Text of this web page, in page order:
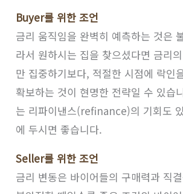
Buyer를 위한 조언
금리 움직임을 완벽히 예측하는 것은
라서 원하시는 집을 찾으셨다면 금리
만 집중하기보다, 적절한 시점에 락인
확보하는 것이 현명한 전략일 수 있습
는 리파이낸스(refinance)의 기회도
에 두시면 좋습니다.
Seller를 위한 조언
금리 변동은 바이어들의 구매력과 직